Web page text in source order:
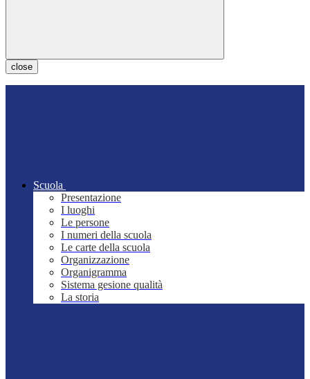
close
Scuola
Presentazione
I luoghi
Le persone
I numeri della scuola
Le carte della scuola
Organizzazione
Organigramma
Sistema gesione qualità
La storia